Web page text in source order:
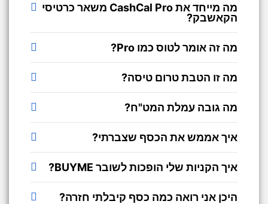
מה מייחד את CashCal Pro משאר כרטיסי
הקאשבק?
מה זה אומר לטוס כמו Pro?
מה זו הטבת טרום טיסה?
מה גובה עמלת המט"ח?
איך אממש את הכסף שצברתי?
איך הקניות שלי הופכות לשובר BUYME?
היכן אני רואה כמה כסף קיבלתי חזרה?